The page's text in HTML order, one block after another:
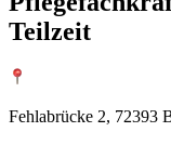
Teilzeit
Fehlabrücke 2, 72393